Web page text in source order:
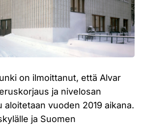
on ilmoittanut, että Alvar
ja nivelosan
vuoden 2019 aikana.
ja Suomen